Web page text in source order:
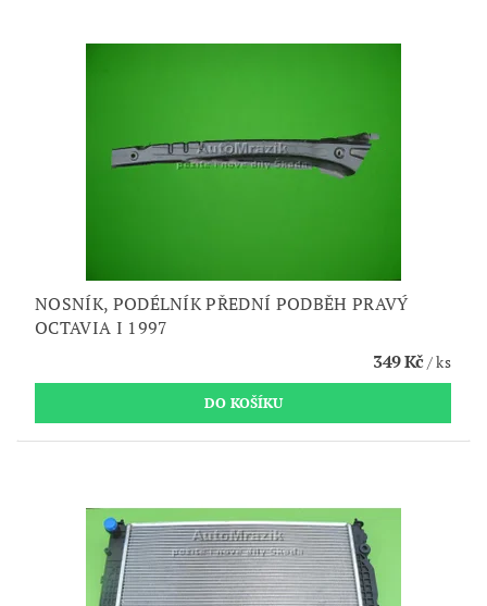
NOSNÍK, PODÉLNÍK PŘEDNÍ PODBĚH PRAVÝ
OCTAVIA I 1997
349 Kč/ ks